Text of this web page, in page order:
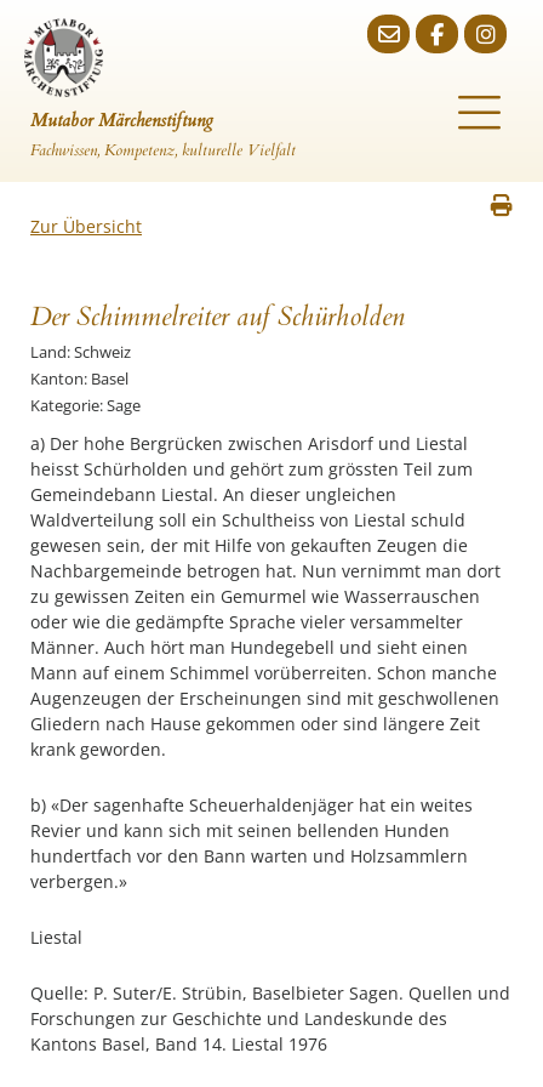
Mutabor Märchenstiftung
Fachwissen, Kompetenz, kulturelle Vielfalt
Zur Übersicht
Der Schimmelreiter auf Schürholden
Land: Schweiz
Kanton: Basel
Kategorie: Sage
a) Der hohe Bergrücken zwischen Arisdorf und Liestal
heisst Schürholden und gehört zum grössten Teil zum
Gemeindebann Liestal. An dieser ungleichen
Waldverteilung soll ein Schultheiss von Liestal schuld
gewesen sein, der mit Hilfe von gekauften Zeugen die
Nachbargemeinde betrogen hat. Nun vernimmt man dort
zu gewissen Zeiten ein Gemurmel wie Wasserrauschen
oder wie die gedämpfte Sprache vieler versammelter
Männer. Auch hört man Hundegebell und sieht einen
Mann auf einem Schimmel vorüberreiten. Schon manche
Augenzeugen der Erscheinungen sind mit geschwollenen
Gliedern nach Hause gekommen oder sind längere Zeit
krank geworden.
b) «Der sagenhafte Scheuerhaldenjäger hat ein weites
Revier und kann sich mit seinen bellenden Hunden
hundertfach vor den Bann warten und Holzsammlern
verbergen.»
Liestal
Quelle: P. Suter/E. Strübin, Baselbieter Sagen. Quellen und
Forschungen zur Geschichte und Landeskunde des
Kantons Basel, Band 14. Liestal 1976